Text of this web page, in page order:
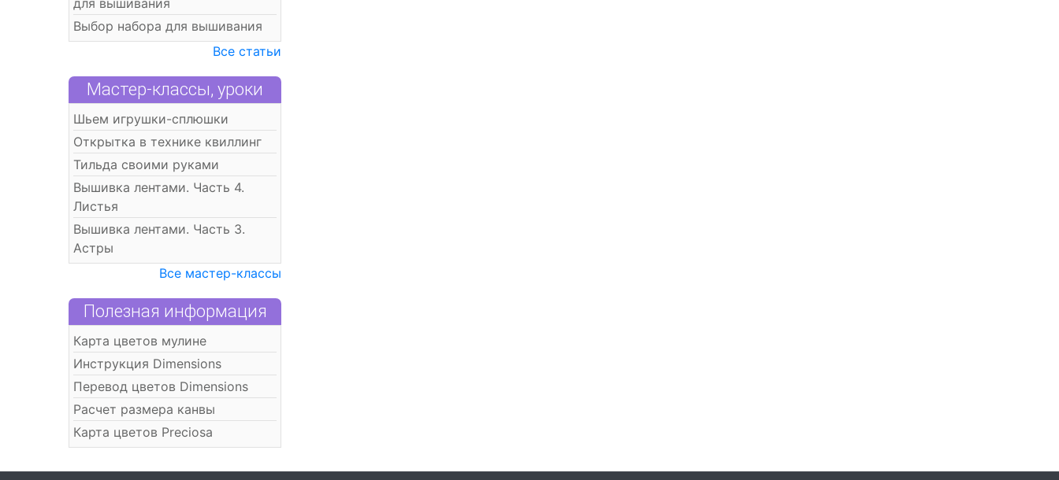
для вышивания
Выбор набора для вышивания
Все статьи
Мастер-классы, уроки
Шьем игрушки-сплюшки
Открытка в технике квиллинг
Тильда своими руками
Вышивка лентами. Часть 4.
Листья
Вышивка лентами. Часть 3.
Астры
Все мастер-классы
Полезная информация
Карта цветов мулине
Инструкция Dimensions
Перевод цветов Dimensions
Расчет размера канвы
Карта цветов Preciosa